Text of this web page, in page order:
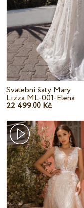
Svatební šaty Mary
Lizza ML-001-Elena
22 499.00 Kč